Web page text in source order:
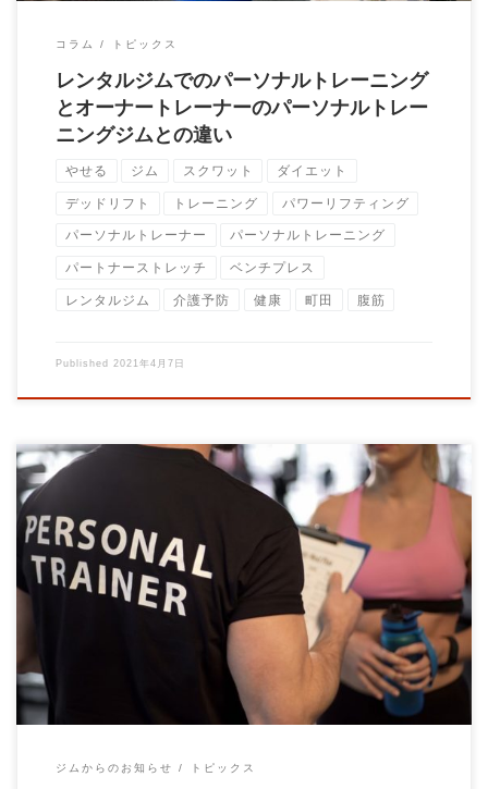
コラム トピックス
レンタルジムでのパーソナルトレーニング
とオーナートレーナーのパーソナルトレー
ニングジムとの違い
やせる ジム スクワット ダイエット
デッドリフト トレーニング パワーリフティング
パーソナルトレーナー パーソナルトレーニング
パートナーストレッチ ベンチプレス
レンタルジム 介護予防 健康 町田 腹筋
Published 2021年4月7日
3月は新規会員募集は定員となりました。 4月になりましたら告
知いたします。
ジムからのお知らせ トピックス